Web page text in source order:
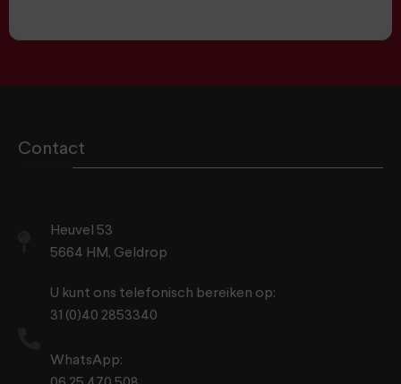
Contact
Heuvel 53
5664 HM, Geldrop
U kunt ons telefonisch bereiken op:
31 (0)40 2853340
WhatsApp: